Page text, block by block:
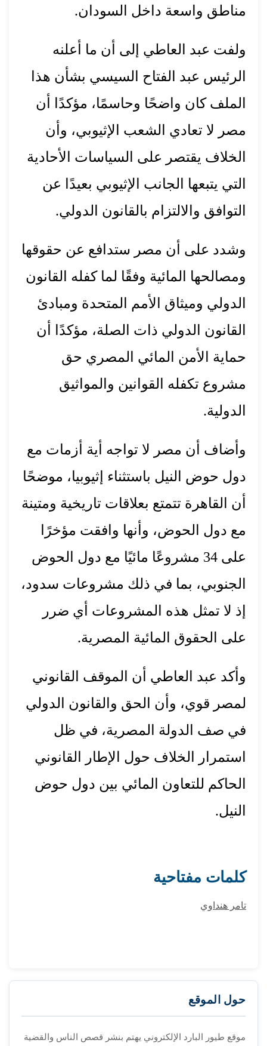
مناطق واسعة داخل السودان.
ولفت عبد العاطي إلى أن ما أعلنه
الرئيس عبد الفتاح السيسي بشأن هذا
الملف كان واضحًا وحاسمًا، مؤكدًا أن
مصر لا تعادي الشعب الإثيوبي، وأن
الخلاف يقتصر على السياسات الأحادية
التي يتبعها الجانب الإثيوبي بعيدًا عن
التوافق والالتزام بالقانون الدولي.
وشدد على أن مصر ستدافع عن حقوقها
ومصالحها المائية وفقًا لما كفله القانون
الدولي وميثاق الأمم المتحدة ومبادئ
القانون الدولي ذات الصلة، مؤكدًا أن
حماية الأمن المائي المصري حق
مشروع تكفله القوانين والمواثيق
الدولية.
وأضاف أن مصر لا تواجه أية أزمات مع
دول حوض النيل باستثناء إثيوبيا، موضحًا
أن القاهرة تتمتع بعلاقات تاريخية ومتينة
مع دول الحوض، وأنها وافقت مؤخرًا
على 34 مشروعًا مائيًا مع دول الحوض
الجنوبي، بما في ذلك مشروعات سدود،
إذ لا تمثل هذه المشروعات أي ضرر
على الحقوق المائية المصرية.
وأكد عبد العاطي أن الموقف القانوني
لمصر قوي، وأن الحق والقانون الدولي
في صف الدولة المصرية، في ظل
استمرار الخلاف حول الإطار القانوني
الحاكم للتعاون المائي بين دول حوض
النيل.
كلمات مفتاحية
تامر هنداوي
حول الموقع
موقع طيور البارد الإلكتروني يهتم بنشر قصص الناس والقضية